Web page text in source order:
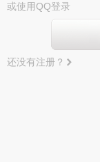
或使用QQ登录
还没有注册？